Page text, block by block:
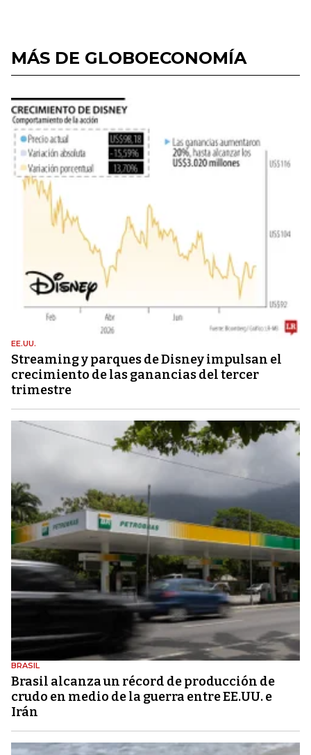
MÁS DE GLOBOECONOMÍA
EE.UU.
Streaming y parques de Disney impulsan el
crecimiento de las ganancias del tercer
trimestre
BRASIL
Brasil alcanza un récord de producción de
crudo en medio de la guerra entre EE.UU. e
Irán